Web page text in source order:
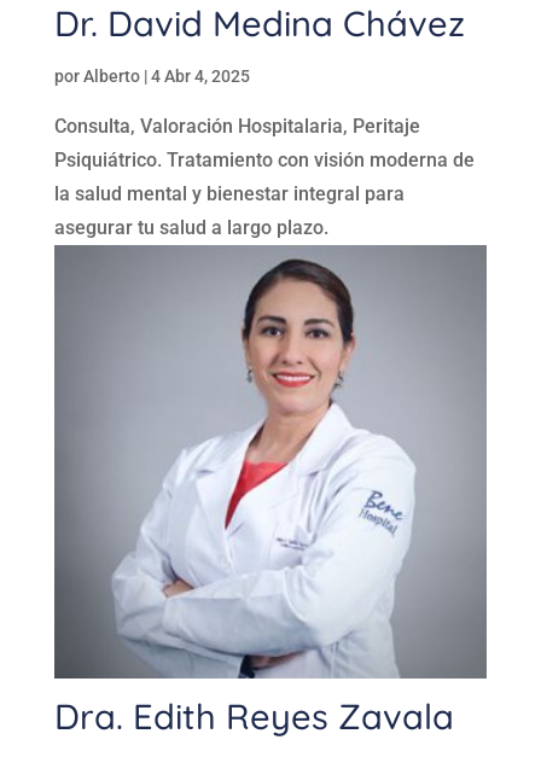
Dr. David Medina Chávez
porAlberto|4 Abr 4, 2025
Consulta, Valoración Hospitalaria, Peritaje
Psiquiátrico. Tratamiento con visión moderna de
la salud mental y bienestar integral para
asegurar tu salud a largo plazo.
Dra. Edith Reyes Zavala